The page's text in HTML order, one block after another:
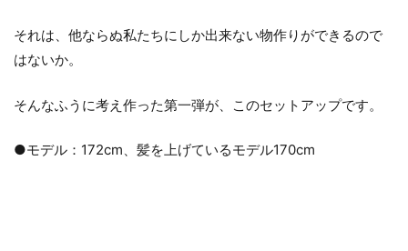
それは、他ならぬ私たちにしか出来ない物作りができるので
はないか。
そんなふうに考え作った第一弾が、このセットアップです。
●モデル：172cm、髪を上げているモデル170cm